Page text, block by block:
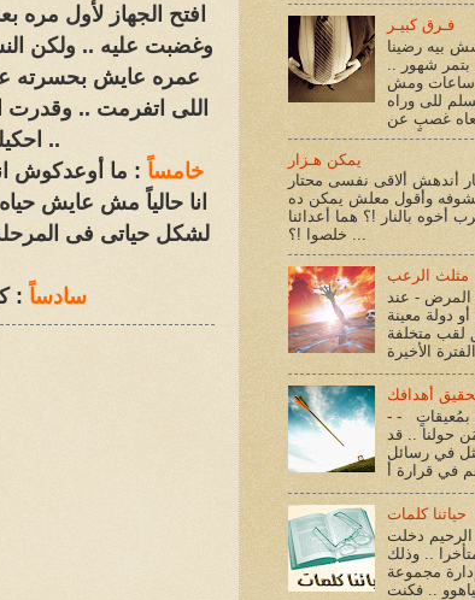
افتح الجهاز لأول مره
وغضبت عليه .. ولكن
عمره عايش بحسرته
اللى اتفرمت .. وقدرت
احكيلكم على المأساه اللى مر بيها جهازى ..
خامساً : ما أوعدكوش
انا حالياً مش عايش
لشكل حياتى فى
سادساً :
فـرق كبيـر
بيه رضينا
بتمر شهور ..
ساعات ومش
للى وراه
يمكن هـزار
أندهش ألاقى نفسى محتار
وأقول معلش يمكن ده
أخوه بالنار !؟ هما أعدائنا
خلصوا !؟ ...
مثلث الرعب
المرض - عند
دولة معينة
لقب متخلفة
أهدافك
- - نَمر أحياناً كثيرة بمُعيقاتٍ
حولنا .. قد
في رسائل
حياتنا كلمات
دخلت
.. وذلك
مجموعة
.. فكنت